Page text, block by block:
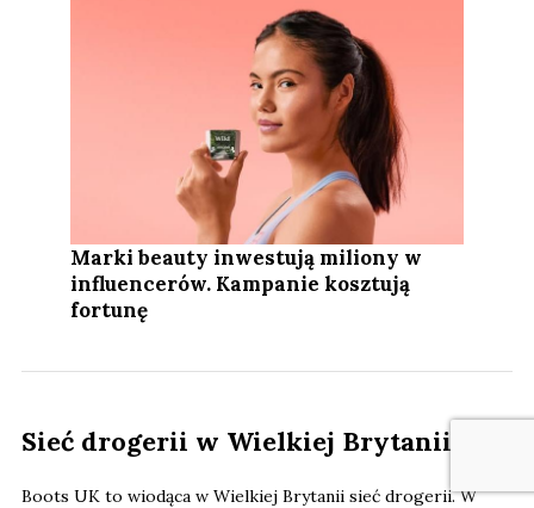
Marki beauty inwestują miliony w
influencerów. Kampanie kosztują
fortunę
Sieć drogerii w Wielkiej Brytanii
Boots UK to wiodąca w Wielkiej Brytanii sieć drogerii. W